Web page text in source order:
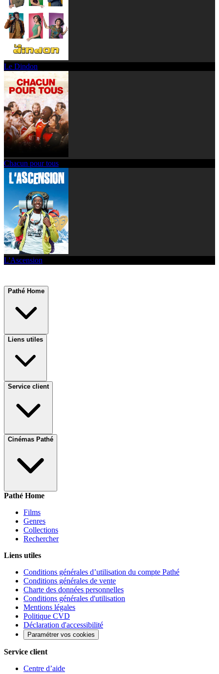
Le Dindon
Chacun pour tous
L'Ascension
Pathé Home
Liens utiles
Service client
Cinémas Pathé
Pathé Home
Films
Genres
Collections
Rechercher
Liens utiles
Conditions générales d’utilisation du compte Pathé
Conditions générales de vente
Charte des données personnelles
Conditions générales d'utilisation
Mentions légales
Politique CVD
Déclaration d'accessibilité
Paramétrer vos cookies
Service client
Centre d’aide